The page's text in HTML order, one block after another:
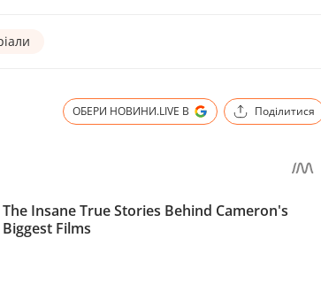
ОБЕРИ НОВИНИ.LIVE В Поділитися